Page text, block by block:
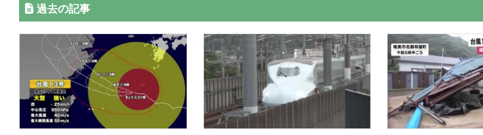
過去の記事